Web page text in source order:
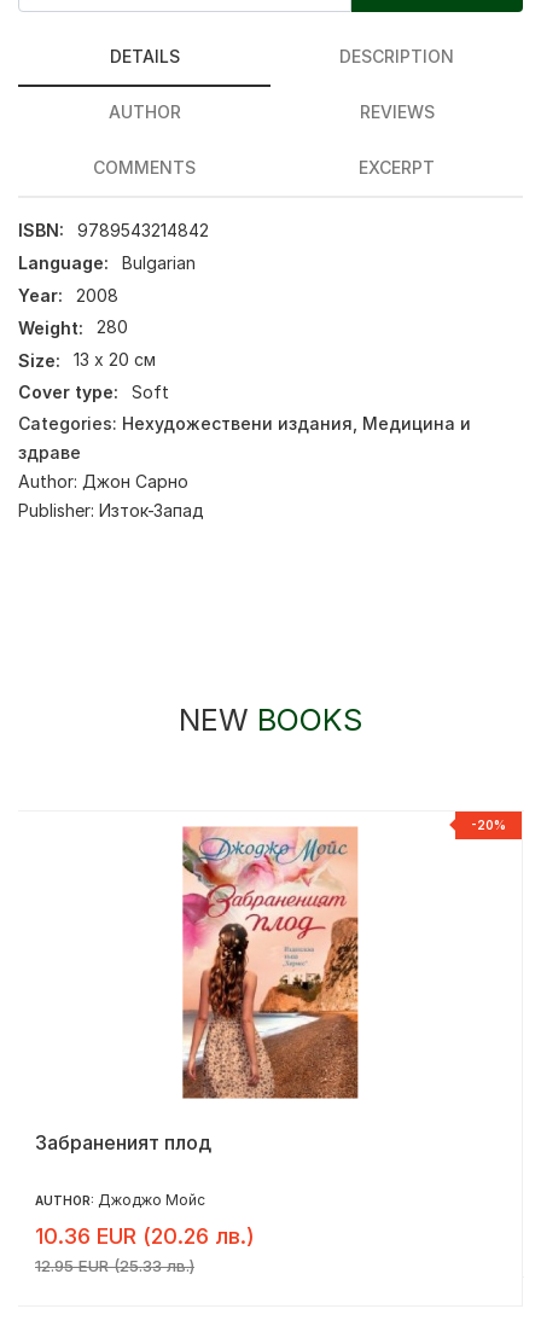
DETAILS DESCRIPTION
AUTHOR REVIEWS
COMMENTS EXCERPT
ISBN:
9789543214842
Language:
Bulgarian
Year:
2008
Weight:
280
Size:
13 х 20 см
Cover type:
Soft
Categories: Нехудожествени издания Медицина и
здраве
Author: Джон Сарно
Publisher: Изток-Запад
NEW BOOKS
-20%
Забраненият плод
AUTHOR: Джоджо Мойс
10.36 EUR (20.26 лв.)
12.95 EUR (25.33 лв.)